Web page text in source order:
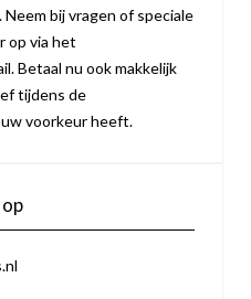
bij vragen of speciale
op via het
Betaal nu ook makkelijk
tijdens de
voorkeur heeft.